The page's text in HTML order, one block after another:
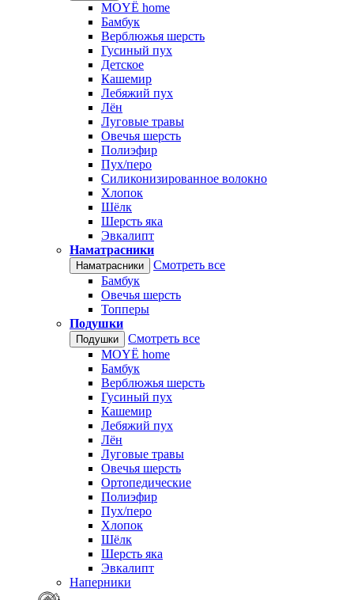
MOYЁ home
Бамбук
Верблюжья шерсть
Гусиный пух
Детское
Кашемир
Лебяжий пух
Лён
Луговые травы
Овечья шерсть
Полиэфир
Пух/перо
Силиконизированное волокно
Хлопок
Шёлк
Шерсть яка
Эвкалипт
Наматрасники
Наматрасники
Смотреть все
Бамбук
Овечья шерсть
Топперы
Подушки
Подушки
Смотреть все
MOYЁ home
Бамбук
Верблюжья шерсть
Гусиный пух
Кашемир
Лебяжий пух
Лён
Луговые травы
Овечья шерсть
Ортопедические
Полиэфир
Пух/перо
Хлопок
Шёлк
Шерсть яка
Эвкалипт
Наперники